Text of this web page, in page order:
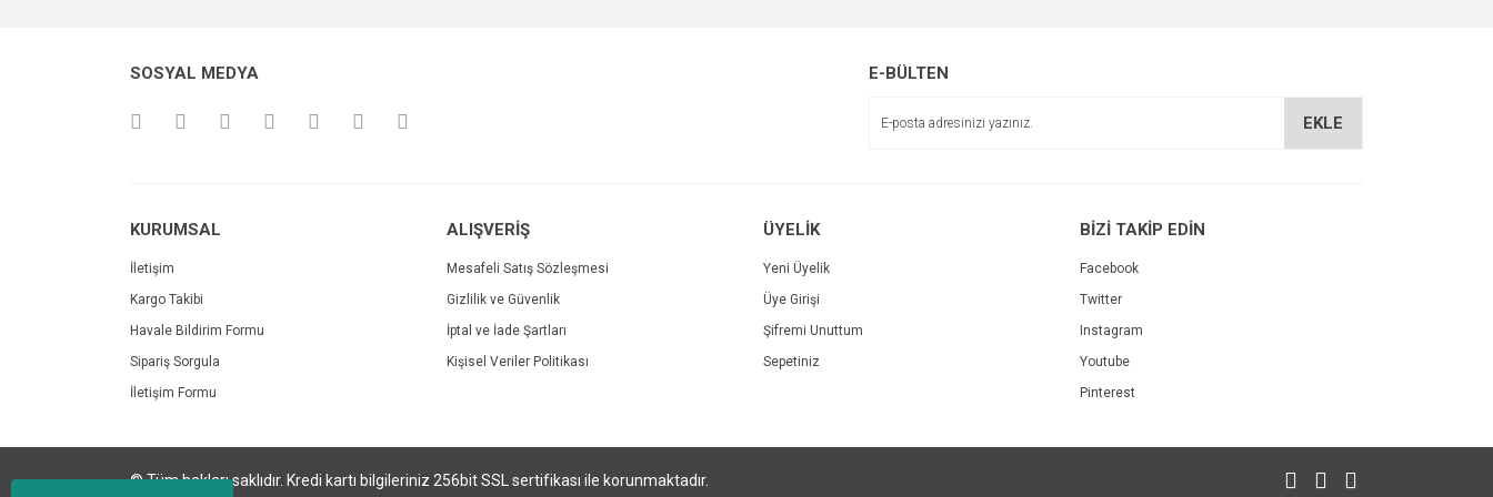
Ürün açıklamasında eksik bilgiler bulunuyor.
SOSYAL MEDYA E-BÜLTEN
EKLE
KURUMSAL
İletişim
Kargo Takibi
Havale Bildirim Formu
Sipariş Sorgula
İletişim Formu
ALIŞVERİŞ
Mesafeli Satış Sözleşmesi
Gizlilik ve Güvenlik
İptal ve İade Şartları
Kişisel Veriler Politikası
ÜYELİK
Yeni Üyelik
Üye Girişi
Şifremi Unuttum
Sepetiniz
BİZİ TAKİP EDİN
Facebook
Twitter
Instagram
Youtube
Pinterest
© Tüm hakları saklıdır. Kredi kartı bilgileriniz 256bit SSL sertifikası ile korunmaktadır.